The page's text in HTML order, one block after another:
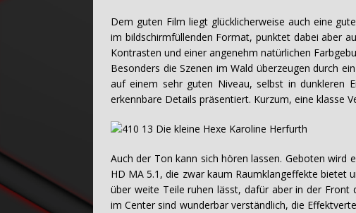
Dem guten Film liegt glücklicherweise auch eine
im bildschirmfüllenden Format, punktet dabei aber
Kontrasten und einer angenehm natürlichen
Besonders die Szenen im Wald überzeugen durch
auf einem sehr guten Niveau, selbst in dunkleren
erkennbare Details präsentiert. Kurzum, eine klasse
Auch der Ton kann sich hören lassen. Geboten
HD MA 5.1, die zwar kaum Raumklangeffekte bietet
über weite Teile ruhen lässt, dafür aber in der Front
im Center sind wunderbar verständlich, die